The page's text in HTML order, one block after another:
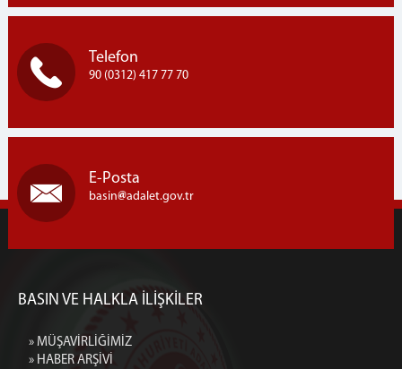
Telefon
90 (0312) 417 77 70
E-Posta
basin adalet.gov.tr
BASIN VE HALKLA İLİŞKİLER
» MÜŞAVİRLİĞİMİZ
» HABER ARŞİVİ